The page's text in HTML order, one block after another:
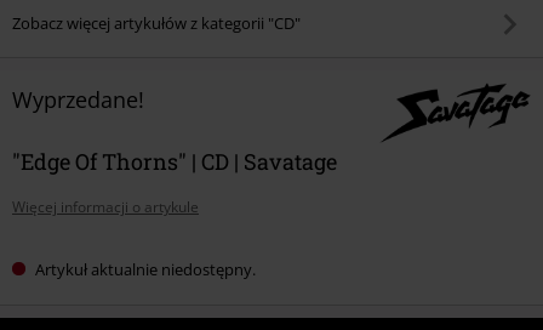
Zobacz więcej artykułów z kategorii "CD"
Wyprzedane!
"Edge Of Thorns" | CD | Savatage
Więcej informacji o artykule
Artykuł aktualnie niedostępny.